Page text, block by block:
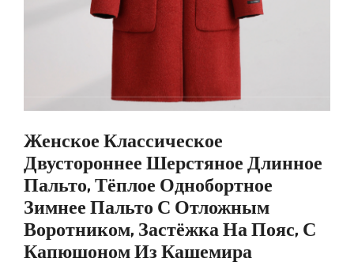
Женское Классическое
Двустороннее Шерстяное Длинное
Пальто, Тёплое Однобортное
Зимнее Пальто С Отложным
Воротником, Застёжка На Пояс, С
Капюшоном Из Кашемира